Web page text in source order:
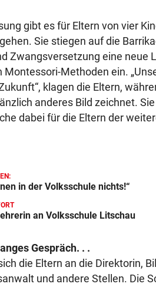
gibt es für Eltern von vier
Sie stiegen auf die
Zwangsversetzung eine neue
Montessori-Methoden ein.
klagen die Eltern,
anderes Bild zeichnet.
dabei für die Eltern der
in der Volksschule nichts!“
an Volksschule Litschau
Gespräch. . .
die Eltern an die Direktorin,
und andere Stellen. Die